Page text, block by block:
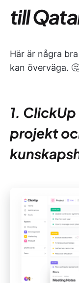
till
Här är några
kan överväga.
1.
projekt